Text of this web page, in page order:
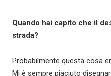
Quando hai capito che il
strada?
Probabilmente questa cosa
Mi è sempre piaciuto